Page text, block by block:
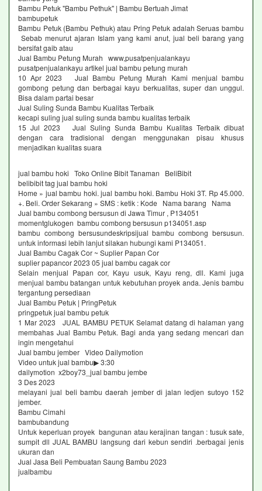
Bambu Petuk "Bambu Pethuk" | Bambu Bertuah Jimat
bambupetuk
Bambu Petuk (Bambu Pethuk) atau Pring Petuk adalah Seruas bambu
Sebab menurut ajaran Islam yang kami anut, jual beli barang yang
bersifat gaib atau
Jual Bambu Petung Murah www,pusatpenjualankayu
pusatpenjualankayu artikel jual bambu petung murah
10 Apr 2023 Jual Bambu Petung Murah Kami menjual bambu
gombong petung dan berbagai kayu berkualitas, super dan unggul.
Bisa dalam partai besar
Jual Suling Sunda Bambu Kualitas Terbaik
kecapi suling jual suling sunda bambu kualitas terbaik
15 Jul 2023 Jual Suling Sunda Bambu Kualitas Terbaik dibuat
dengan cara tradisional dengan menggunakan pisau khusus
menjadikan kualitas suara
jual bambu hoki Toko Online Bibit Tanaman BeliBibit
belibibit tag jual bambu hoki
Home » jual bambu hoki. jual bambu hoki. Bambu Hoki 3T. Rp 45.000.
+. Beli. Order Sekarang » SMS : ketik : Kode Nama barang Nama
Jual bambu combong bersusun di Jawa Timur , P134051
momentglukogen bambu combong bersusun p134051.asp
bambu combong bersusundeskripsijual bambu combong bersusun.
untuk informasi lebih lanjut silakan hubungi kami P134051.
Jual Bambu Cagak Cor ~ Suplier Papan Cor
suplier papancor 2023 05 jual bambu cagak cor
Selain menjual Papan cor, Kayu usuk, Kayu reng, dll. Kami juga
menjual bambu batangan untuk kebutuhan proyek anda. Jenis bambu
tergantung persediaan
Jual Bambu Petuk | PringPetuk
pringpetuk jual bambu petuk
1 Mar 2023 JUAL BAMBU PETUK Selamat datang di halaman yang
membahas Jual Bambu Petuk. Bagi anda yang sedang mencari dan
ingin mengetahui
Jual bambu jember Video Dailymotion
Video untuk jual bambu▶ 3:30
dailymotion x2boy73_jual bambu jembe
3 Des 2023
melayani jual beli bambu daerah jember di jalan ledjen sutoyo 152
jember.
Bambu Cimahi
bambubandung
Untuk keperluan proyek bangunan atau kerajinan tangan : tusuk sate,
sumpit dll JUAL BAMBU langsung dari kebun sendiri .berbagai jenis
ukuran dan
Jual Jasa Beli Pembuatan Saung Bambu 2023
jualbambu